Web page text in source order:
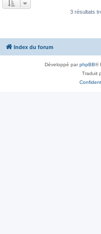
3 résultats
Index du forum
Développé parphpBB®
Traduit